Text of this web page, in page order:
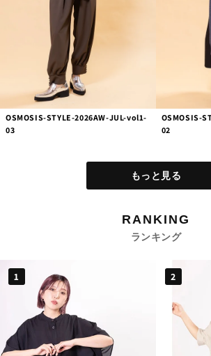
OSMOSIS-STYLE-2026AW-JUL-vol1-
03
OSMOSIS-
02
もっと見る
RANKING
ランキング
1 2